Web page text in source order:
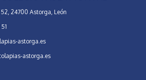
24700 Astorga, León
astorga.es
astorga.es